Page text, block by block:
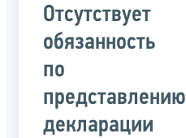
Отсутствует
обязанность
по
представлению
декларации